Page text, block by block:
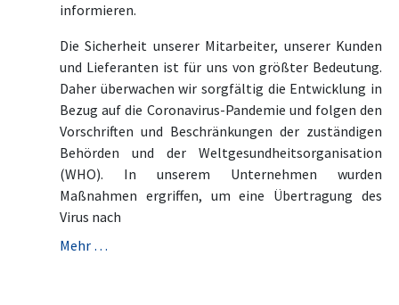
informieren.
Die Sicherheit unserer Mitarbeiter, unserer Kunden
und Lieferanten ist für uns von größter Bedeutung.
Daher überwachen wir sorgfältig die Entwicklung in
Bezug auf die Coronavirus-Pandemie und folgen den
Vorschriften und Beschränkungen der zuständigen
Behörden und der Weltgesundheitsorganisation
(WHO). In unserem Unternehmen wurden
Maßnahmen ergriffen, um eine Übertragung des
Virus nach
Mehr …